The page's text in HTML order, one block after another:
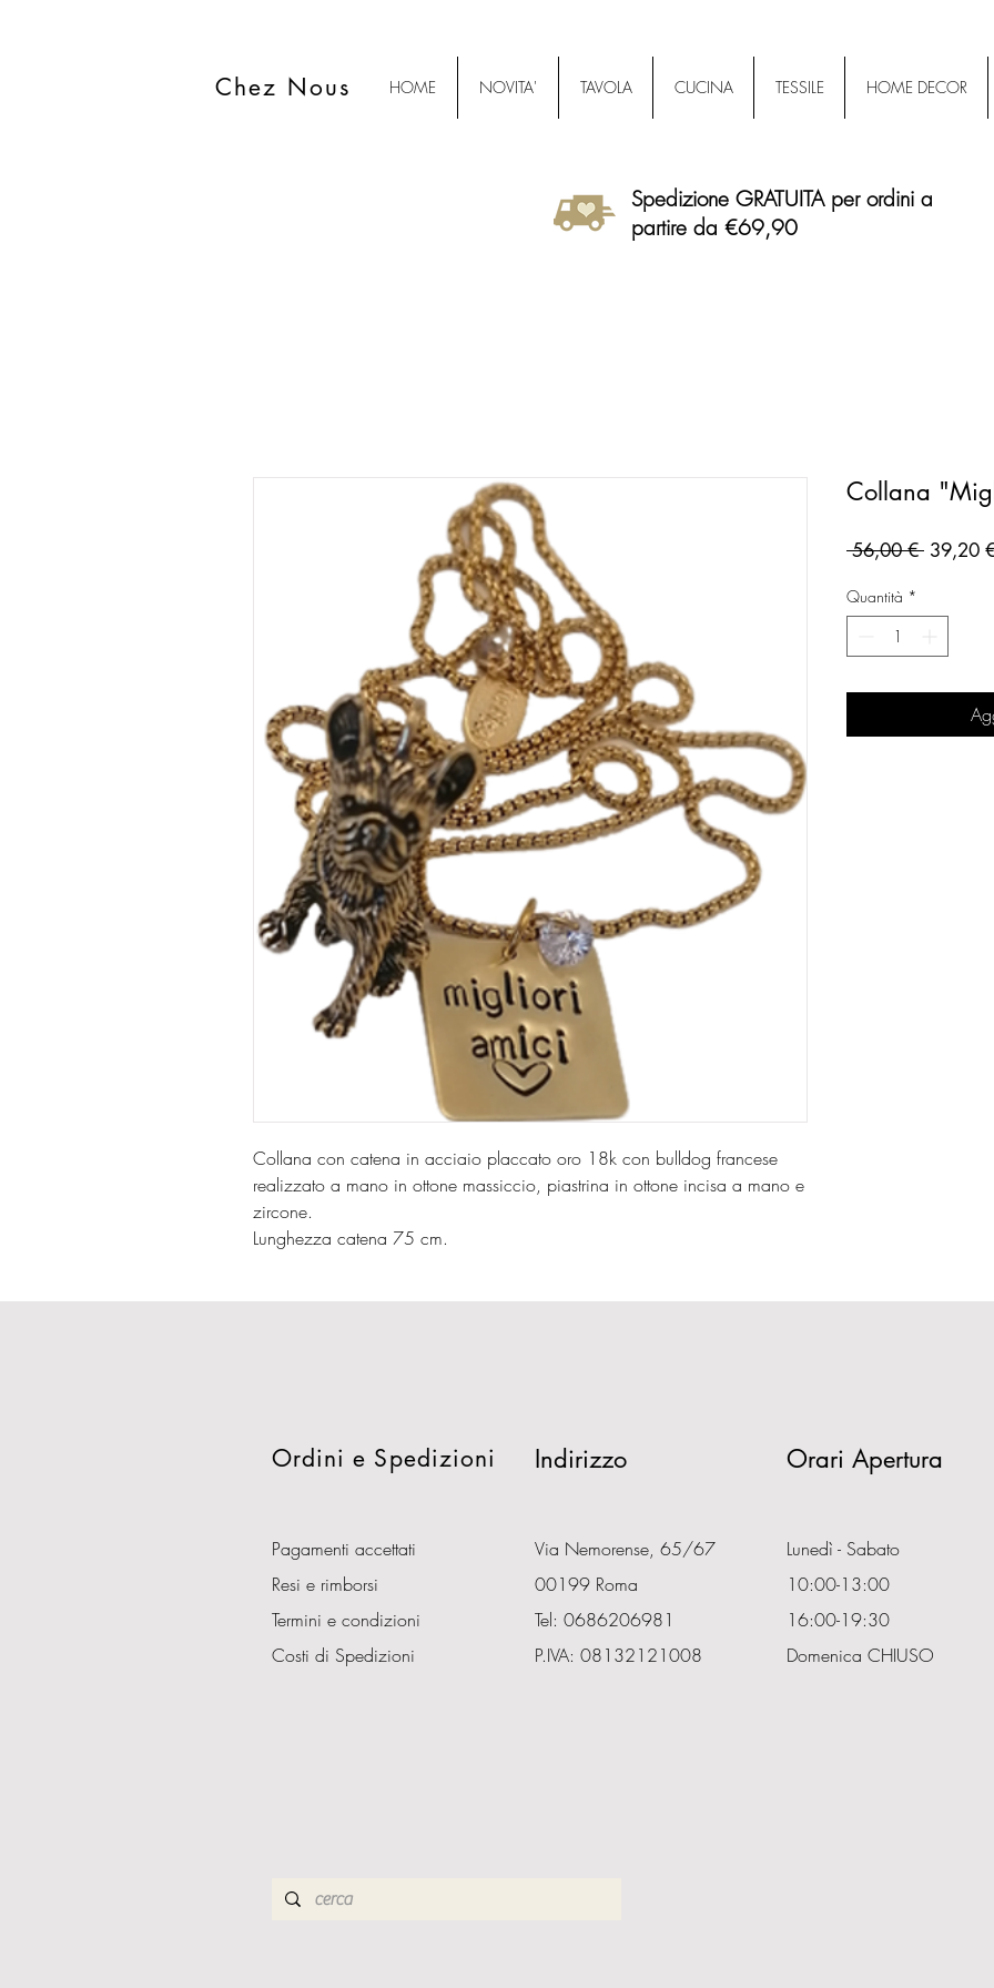
HOME NOVITA' TAVOLA CUCINA TESSILE HOME DECOR
Chez Nous
Spedizione GRATUITA per ordini a
partire da €69,90
Collana con catena in acciaio placcato oro 18k con bulldog francese
realizzato a mano in ottone massiccio, piastrina in ottone incisa a mano e
zircone.
Lunghezza catena 75 cm.
Collana
56,00 € Prezzo
39,20
Quantità *
Ordini e Spedizioni Indirizzo
Pagamenti accettati
Resi e rimborsi
Termini e condizioni
Costi di Spedizioni
Via Nemorense, 65/67
00199 Roma
Tel: 0686206981
P.IVA: 08132121008
Orari Apertura
Lunedì - Sabato
10:00-13:00
16:00-19:30
Domenica CHIUSO